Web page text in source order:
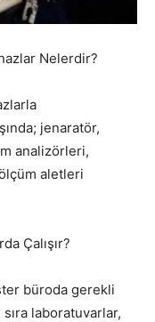
Nelerdir?
jenaratör,
analizörleri,
aletleri
Çalışır?
büroda gerekli
laboratuvarlar,